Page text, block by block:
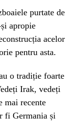
purtate de
apropie
acelor
pentru asta.
o tradiție foarte
Irak, vedeți
mai recente
fi Germania și